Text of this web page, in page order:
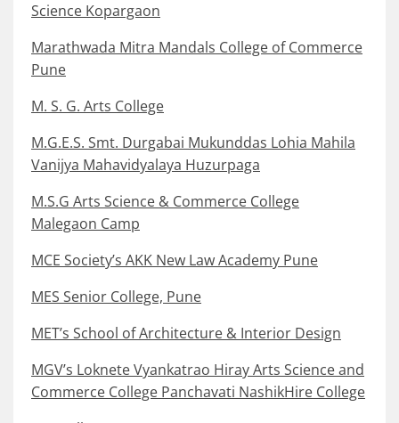
Science Kopargaon
Marathwada Mitra Mandals College of Commerce
Pune
M. S. G. Arts College
M.G.E.S. Smt. Durgabai Mukunddas Lohia Mahila
Vanijya Mahavidyalaya Huzurpaga
M.S.G Arts Science & Commerce College
Malegaon Camp
MCE Society’s AKK New Law Academy Pune
MES Senior College, Pune
MET’s School of Architecture & Interior Design
MGV’s Loknete Vyankatrao Hiray Arts Science and
Commerce College Panchavati NashikHire College